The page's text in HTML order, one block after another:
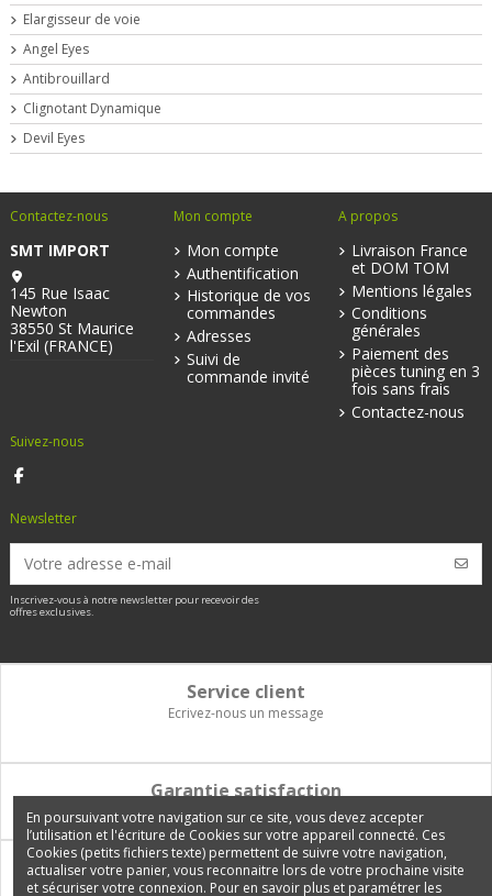
Elargisseur de voie
Angel Eyes
Antibrouillard
Clignotant Dynamique
Devil Eyes
Contactez-nous
SMT IMPORT
145 Rue Isaac
Newton
38550 St Maurice
l'Exil (FRANCE)
Mon compte
Mon compte
Authentification
Historique de vos
commandes
Adresses
Suivi de
commande invité
A propos
Livraison France
et DOM TOM
Mentions légales
Conditions
générales
Paiement des
pièces tuning en 3
fois sans frais
Contactez-nous
Suivez-nous
Newsletter
Inscrivez-vous à notre newsletter pour recevoir des
offres exclusives.
Service client
Ecrivez-nous un message
Garantie satisfaction
Vous disposez de 14 jours pour changer d'avis et être remboursé
Paiement 100% sécurisé
Carte bancaire, PayPal, 3 fois sans frais, virement bancaire
En poursuivant votre navigation sur ce site, vous devez accepter
l’utilisation et l'écriture de Cookies sur votre appareil connecté. Ces
Cookies (petits fichiers texte) permettent de suivre votre navigation,
actualiser votre panier, vous reconnaitre lors de votre prochaine visite
et sécuriser votre connexion. Pour en savoir plus et paramétrer les